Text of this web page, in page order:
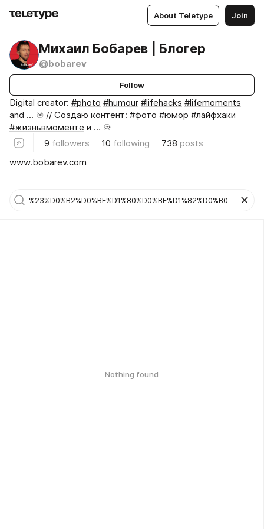
About Teletype Join
Михаил Бобарев | Блогер
@bobarev
Follow
Digital creator: #photo #humour #lifehacks #lifemoments
and ... ♾️ // Создаю контент: #фото #юмор #лайфхаки
#жизньвмоменте и … ♾️
9 followers 10 following 738 posts
www.bobarev.com
Nothing found